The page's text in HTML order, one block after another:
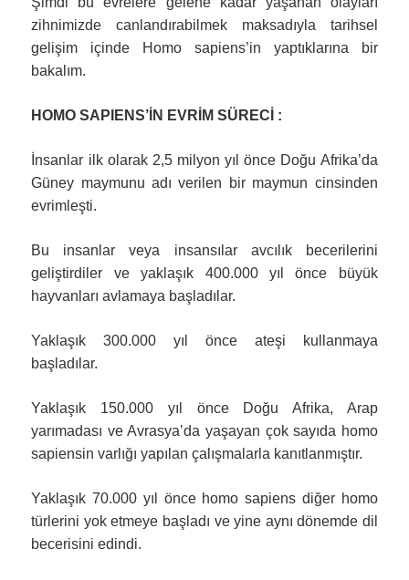
zihnimizde canlandırabilmek maksadıyla tarihsel
gelişim içinde Homo sapiens’in yaptıklarına bir
bakalım.
HOMO SAPIENS’İN EVRİM SÜRECİ :
İnsanlar ilk olarak 2,5 milyon yıl önce Doğu Afrika’da
Güney maymunu adı verilen bir maymun cinsinden
evrimleşti.
Bu insanlar veya insansılar avcılık becerilerini
geliştirdiler ve yaklaşık 400.000 yıl önce büyük
hayvanları avlamaya başladılar.
Yaklaşık 300.000 yıl önce ateşi kullanmaya
başladılar.
Yaklaşık 150.000 yıl önce Doğu Afrika, Arap
yarımadası ve Avrasya’da yaşayan çok sayıda homo
sapiensin varlığı yapılan çalışmalarla kanıtlanmıştır.
Yaklaşık 70.000 yıl önce homo sapiens diğer homo
türlerini yok etmeye başladı ve yine aynı dönemde dil
becerisini edindi.